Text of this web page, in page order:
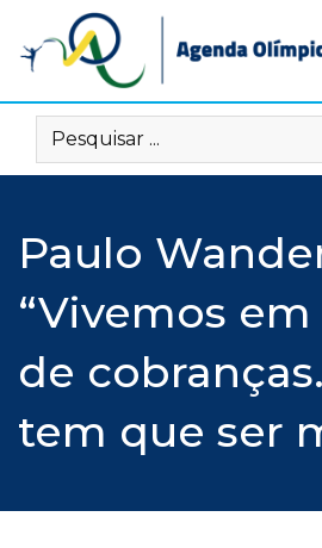
content
Paulo
“Vivemos
de
tem que ser